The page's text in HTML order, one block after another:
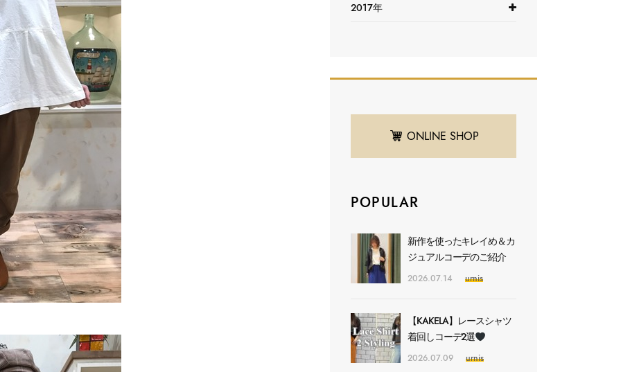
2017年
ONLINE SHOP
POPULAR
新作を使ったキレイめ＆カ
ジュアルコーデのご紹介
2026.07.14 urnis
【KAKELA】レースシャツ
着回しコーデ2選
2026.07.09 urnis